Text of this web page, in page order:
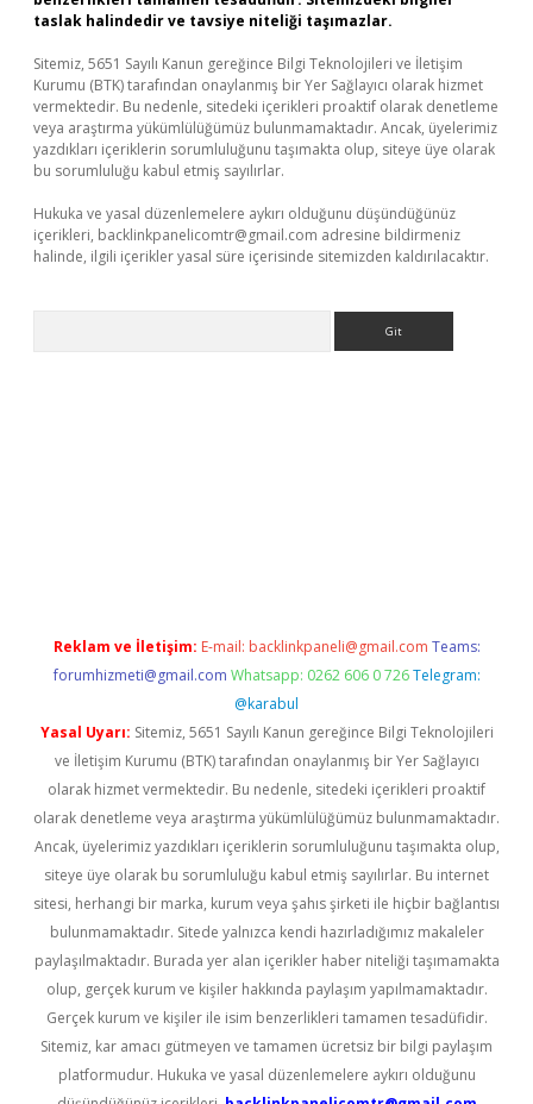
taslak halindedir ve tavsiye niteliği taşımazlar.
Sitemiz, 5651 Sayılı Kanun gereğince Bilgi Teknolojileri ve İletişim
Kurumu (BTK) tarafından onaylanmış bir Yer Sağlayıcı olarak hizmet
vermektedir. Bu nedenle, sitedeki içerikleri proaktif olarak denetleme
veya araştırma yükümlülüğümüz bulunmamaktadır. Ancak, üyelerimiz
yazdıkları içeriklerin sorumluluğunu taşımakta olup, siteye üye olarak
bu sorumluluğu kabul etmiş sayılırlar.
Hukuka ve yasal düzenlemelere aykırı olduğunu düşündüğünüz
içerikleri, backlinkpanelicomtr@gmail.com adresine bildirmeniz
halinde, ilgili içerikler yasal süre içerisinde sitemizden kaldırılacaktır.
Reklam ve İletişim: E-mail: backlinkpaneli@gmail.com Teams:
forumhizmeti@gmail.com Whatsapp: 0262 606 0 726 Telegram:
@karabul
Yasal Uyarı: Sitemiz, 5651 Sayılı Kanun gereğince Bilgi Teknolojileri
ve İletişim Kurumu (BTK) tarafından onaylanmış bir Yer Sağlayıcı
olarak hizmet vermektedir. Bu nedenle, sitedeki içerikleri proaktif
olarak denetleme veya araştırma yükümlülüğümüz bulunmamaktadır.
Ancak, üyelerimiz yazdıkları içeriklerin sorumluluğunu taşımakta olup,
siteye üye olarak bu sorumluluğu kabul etmiş sayılırlar. Bu internet
sitesi, herhangi bir marka, kurum veya şahıs şirketi ile hiçbir bağlantısı
bulunmamaktadır. Sitede yalnızca kendi hazırladığımız makaleler
paylaşılmaktadır. Burada yer alan içerikler haber niteliği taşımamakta
olup, gerçek kurum ve kişiler hakkında paylaşım yapılmamaktadır.
Gerçek kurum ve kişiler ile isim benzerlikleri tamamen tesadüfidir.
Sitemiz, kar amacı gütmeyen ve tamamen ücretsiz bir bilgi paylaşım
platformudur. Hukuka ve yasal düzenlemelere aykırı olduğunu